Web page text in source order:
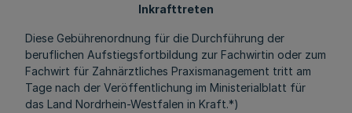
Inkrafttreten
Diese Gebührenordnung für die Durchführung der
beruflichen Aufstiegsfortbildung zur Fachwirtin oder zum
Fachwirt für Zahnärztliches Praxismanagement tritt am
Tage nach der Veröffentlichung im Ministerialblatt für
das Land Nordrhein-Westfalen in Kraft.*)